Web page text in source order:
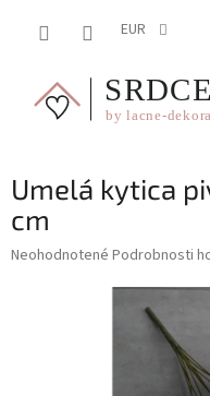
EUR
Umelá kytica
cm
Priemerné
Neohodnotené Podrobnosti